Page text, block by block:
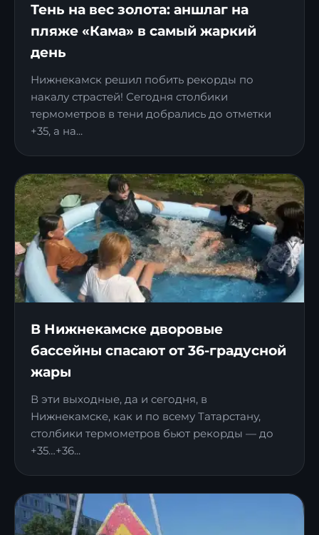
Тень на вес золота: аншлаг на
пляже «Кама» в самый жаркий
день
Нижнекамск решил побить рекорды по
накалу страстей! Сегодня столбики
термометров в тени добрались до отметки
+35, а на...
В Нижнекамске дворовые
бассейны спасают от 36-градусной
жары
В эти выходные, да и сегодня, в
Нижнекамске, как и по всему Татарстану,
столбики термометров бьют рекорды — до
+35…+36...